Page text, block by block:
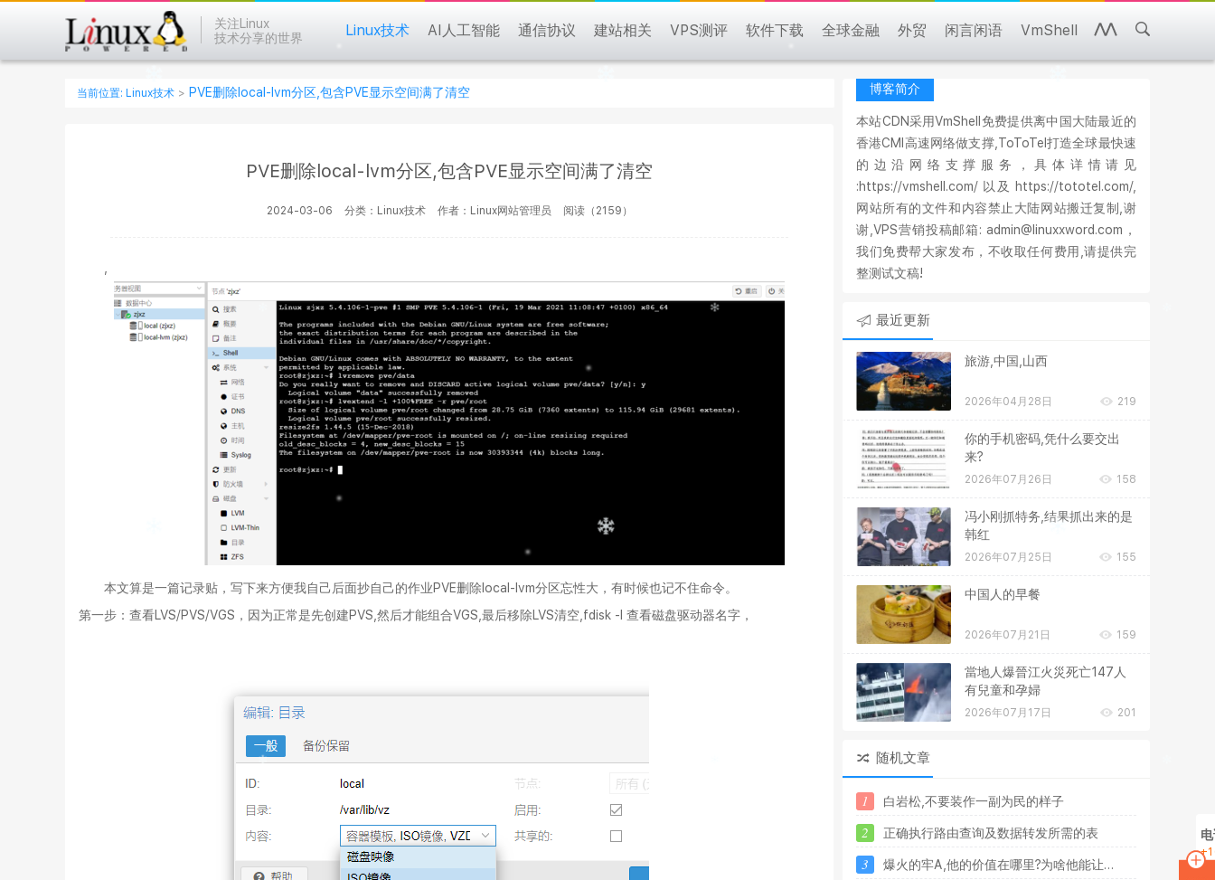
关注Linux
技术分享的世界
Linux技术 AI人工智能 通信协议 建站相关 VPS测评 软件下载 全球金融 外贸 闲言闲语 VmShell
当前位置: Linux技术 > PVE删除local-lvm分区,包含PVE显示空间满了清空
PVE删除local-lvm分区,包含PVE显示空间满了清空
2024-03-06 分类：Linux技术 作者：Linux网站管理员 阅读（2159）
本文算是一篇记录贴，写下来方便我自己后面抄自己的作业PVE删除local-lvm分区忘性大，有时候也记不住命令。
第一步：查看LVS/PVS/VGS，因为正常是先创建PVS,然后才能组合VGS,最后移除LVS清空,fdisk -l 查看磁盘驱动器名字，
博客简介
本站CDN采用VmShell免费提供离中国大陆最近的
香港CMI高速网络做支撑,ToToTel打造全球最快速
的边沿网络支撑服务，具体详情请见
:https://vmshell.com/ 以及 https://tototel.com/,
网站所有的文件和内容禁止大陆网站搬迁复制,谢
谢,VPS营销投稿邮箱: admin@linuxxword.com，
我们免费帮大家发布，不收取任何费用,请提供完
整测试文稿!
最近更新
旅游,中国,山西
2026年04月28日 219
你的手机密码,凭什么要交出
来?
2026年07月26日 158
冯小刚抓特务,结果抓出来的是
韩红
2026年07月25日 155
中国人的早餐
2026年07月21日 159
當地人爆晉江火災死亡147人
有兒童和孕婦
2026年07月17日 201
随机文章
1 白岩松 不要装作一副 为民的样子
2 正确执行路由查询及数据转发所需的表
3 爆火的牢A 他的价值在哪里?为啥他能让...